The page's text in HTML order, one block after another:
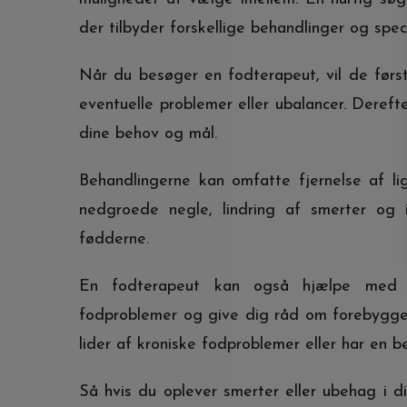
der tilbyder forskellige behandlinger og
Når du besøger en fodterapeut, vil de
eventuelle problemer eller ubalancer.
dine behov og mål.
Behandlingerne kan omfatte fjernelse af
nedgroede negle, lindring af smerter og
fødderne.
En fodterapeut kan også hjælpe med
fodproblemer og give dig råd om
lider af kroniske fodproblemer eller har en
Så hvis du oplever smerter eller ubehag i